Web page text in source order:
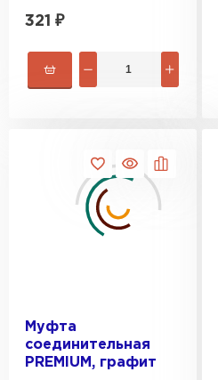
321 ₽
Муфта
соединительная
PREMIUM, графит